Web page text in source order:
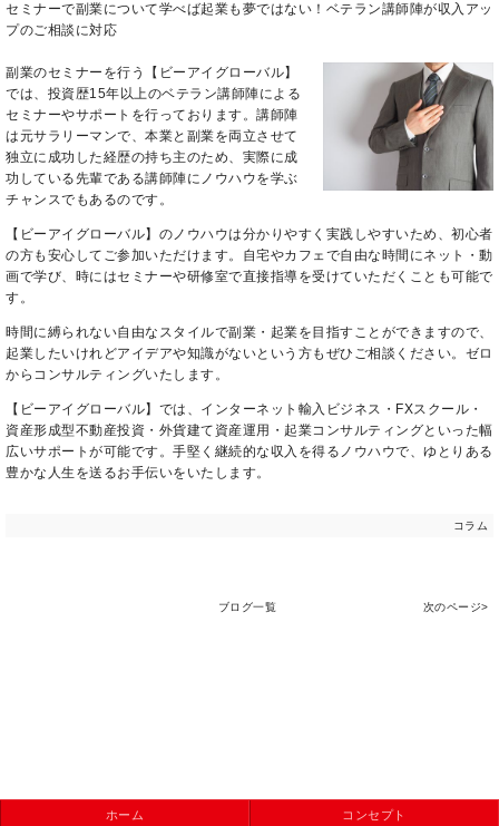
セミナーで副業について学べば起業も夢ではない！ベテラン講師陣が収入アッ
プのご相談に対応
副業のセミナーを行う【ビーアイグローバル】
では、投資歴15年以上のベテラン講師陣による
セミナーやサポートを行っております。講師陣
は元サラリーマンで、本業と副業を両立させて
独立に成功した経歴の持ち主のため、実際に成
功している先輩である講師陣にノウハウを学ぶ
チャンスでもあるのです。
【ビーアイグローバル】のノウハウは分かりやすく実践しやすいため、初心者
の方も安心してご参加いただけます。自宅やカフェで自由な時間にネット・動
画で学び、時にはセミナーや研修室で直接指導を受けていただくことも可能で
す。
時間に縛られない自由なスタイルで副業・起業を目指すことができますので、
起業したいけれどアイデアや知識がないという方もぜひご相談ください。ゼロ
からコンサルティングいたします。
【ビーアイグローバル】では、インターネット輸入ビジネス・FXスクール・
資産形成型不動産投資・外貨建て資産運用・起業コンサルティングといった幅
広いサポートが可能です。手堅く継続的な収入を得るノウハウで、ゆとりある
豊かな人生を送るお手伝いをいたします。
コラム
ブログ一覧 次のページ>
ホーム コンセプト